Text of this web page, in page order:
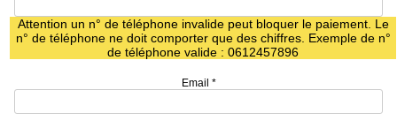
Attention un n° de téléphone invalide peut bloquer le paiement. Le
n° de téléphone ne doit comporter que des chiffres. Exemple de n°
de téléphone valide : 0612457896
Email *